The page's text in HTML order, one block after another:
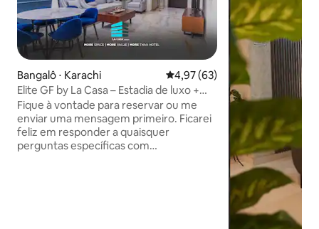
Bangalô ⋅ Karachi 4,97 de uma avaliação média
4,97 (63)
Elite GF by La Casa – Estadia de luxo +
Segurança 24h
Fique à vontade para reservar ou me
enviar uma mensagem primeiro. Ficarei
feliz em responder a quaisquer
perguntas específicas com